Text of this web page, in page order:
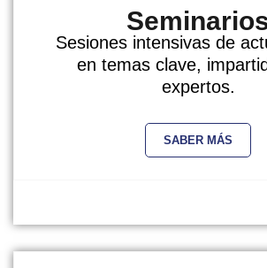
Sesiones intensivas de
en temas clave,
expertos.
SABER MÁS